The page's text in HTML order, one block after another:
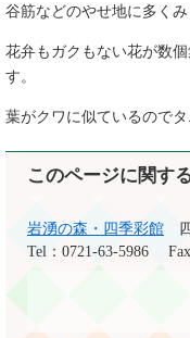
谷筋などのやせ地に多くみ
花弁もガクもない花が数
す。
葉がクワに似ているので
このページに関す
岩湧の森・四季彩館
Tel：0721-63-5986